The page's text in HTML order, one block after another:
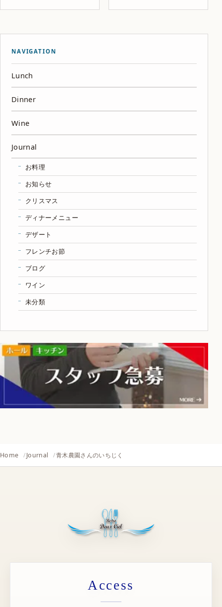
NAVIGATION
Lunch
Dinner
Wine
Journal
お料理
お知らせ
クリスマス
ディナーメニュー
デザート
フレンチお節
ブログ
ワイン
未分類
Home Journal 青木農園さんのいちじく
Access